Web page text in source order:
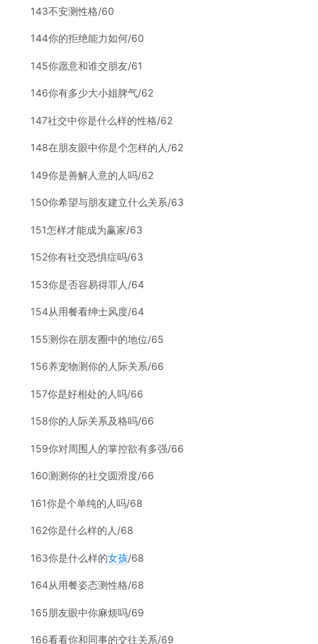
143不安测性格/60
144你的拒绝能力如何/60
145你愿意和谁交朋友/61
146你有多少大小姐脾气/62
147社交中你是什么样的性格/62
148在朋友眼中你是个怎样的人/62
149你是善解人意的人吗/62
150你希望与朋友建立什么关系/63
151怎样才能成为赢家/63
152你有社交恐惧症吗/63
153你是否容易得罪人/64
154从用餐看绅士风度/64
155测你在朋友圈中的地位/65
156养宠物测你的人际关系/66
157你是好相处的人吗/66
158你的人际关系及格吗/66
159你对周围人的掌控欲有多强/66
160测测你的社交圆滑度/66
161你是个单纯的人吗/68
162你是什么样的人/68
163你是什么样的女孩/68
164从用餐姿态测性格/68
165朋友眼中你麻烦吗/69
166看看你和同事的交往关系/69